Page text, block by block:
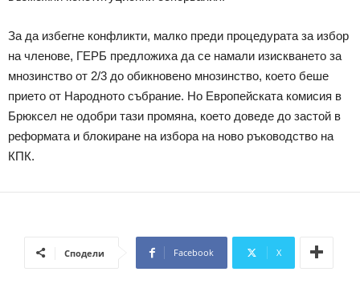
За да избегне конфликти, малко преди процедурата за избор
на членове, ГЕРБ предложиха да се намали изискването за
мнозинство от 2/3 до обикновено мнозинство, което беше
прието от Народното събрание. Но Европейската комисия в
Брюксел не одобри тази промяна, което доведе до застой в
реформата и блокиране на избора на ново ръководство на
КПК.
Сподели Facebook X